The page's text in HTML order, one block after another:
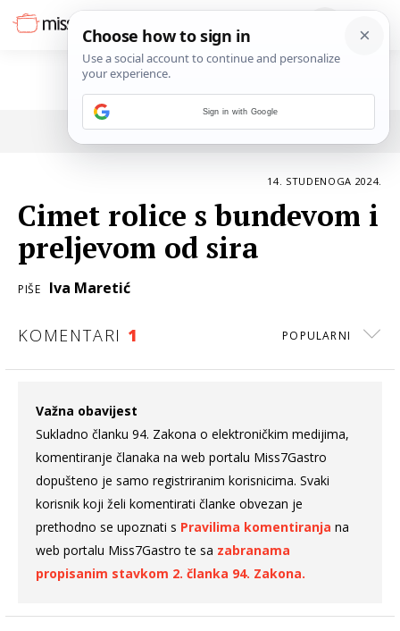
14. STUDENOGA 2024.
Cimet rolice s bundevom i
preljevom od sira
PIŠE Iva Maretić
POVRATAK NA ČLANAK
KOMENTARI 1 POPULARNI
Važna obavijest
Sukladno članku 94. Zakona o elektroničkim medijima,
komentiranje članaka na web portalu Miss7Gastro
dopušteno je samo registriranim korisnicima. Svaki
korisnik koji želi komentirati članke obvezan je
prethodno se upoznati s Pravilima komentiranja na
web portalu Miss7Gastro te sa zabranama
propisanim stavkom 2. članka 94. Zakona.
Sign in with Google